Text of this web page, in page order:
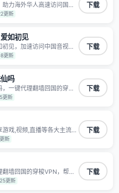
力海外华人高速访问国内
台,解决国内视频、音乐卡
戏，超低延迟稳定不掉线,
更新
下载
如初见
见，加速访问中国音视频
你加速访问优酷、bilibili、
服游戏，例如原神、阴阳
弥什、sky光·遇、另一个
速器致力于帮助海外华人
供最好的回国游戏和音乐
港澳台地区流畅加速国服
、爱奇艺、腾讯视频、B
音乐、网易云音乐、酷狗
除限制，带你穿梭加速回
户整体好评95%以上，一
使用体验。
更新
下载
吗
一键代理翻墙回国的穿梭
港澳台地区用户破除地区
延迟，加速访问中国网
更新
下载
游戏,视频,直播等各大主流
。人在海外听歌,玩国服游
新
下载
墙回国的穿梭VPN，帮助
用户破除地区版权限制问
访问中国网站、游戏及应
更新
下载